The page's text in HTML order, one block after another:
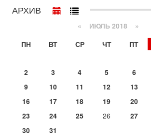
29-07-2026, 15:31
Иран готовит наземное вторжение.
В эфире телеканала ITON-TV Григорий
ЦАХАЛа в отставке, писатель, журналист,
29-07-2026, 11:48
Соцработники выходит на "тропу
властями
Около 7 400 социальных работников по
начале трудового спора между Профсоюзом
Сегодня, 08:20
АРХИВ
« ИЮЛЬ 2018 »
ПН
ВТ СР ЧТ ПТ
2
3 4 5 6
9
10 11 12 13
16
17 18 19 20
23
24 25 26 27
30
31